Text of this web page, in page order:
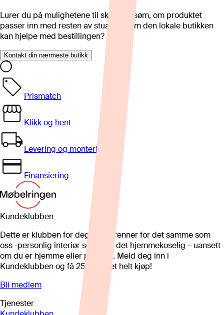
Lurer du på mulighetene til skreddersøm, om produktet
passer inn med resten av stua eller om den lokale butikken
kan hjelpe med bestillingen?
Kontakt din nærmeste butikk
Prismatch
Klikk og hent
Levering og montering
Finansiering
Kundeklubben
Dette er klubben for deg som brenner for det samme som
oss -personlig interiør som gjør det hjemmekoselig – uansett
om du er hjemme eller på hytta. Meld deg inn i
Kundeklubben og få 25%* på et helt kjøp!
Bli medlem
Tjenester